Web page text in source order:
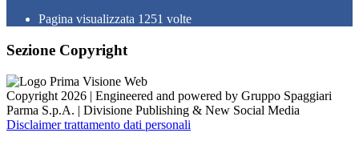
Pagina visualizzata 1251 volte
Sezione Copyright
Copyright 2026 | Engineered and powered by Gruppo Spaggiari
Parma S.p.A. | Divisione Publishing & New Social Media
Disclaimer trattamento dati personali